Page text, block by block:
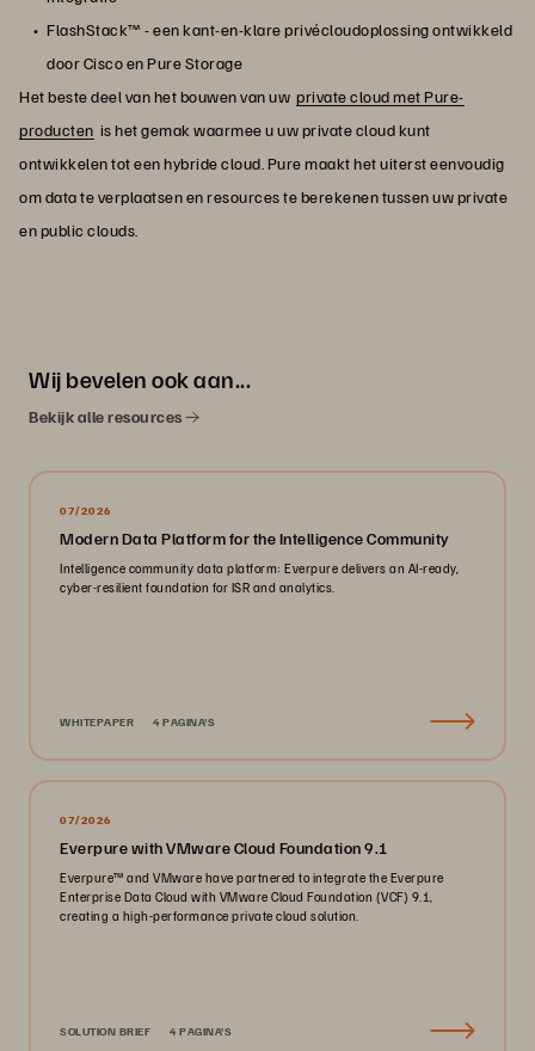
FlashStack™ - een kant-en-klare privécloudoplossing ontwikkeld
door Cisco en Pure Storage
Het beste deel van het bouwen van uw private cloud met Pure-
producten is het gemak waarmee u uw private cloud kunt
ontwikkelen tot een hybride cloud. Pure maakt het uiterst eenvoudig
om data te verplaatsen en resources te berekenen tussen uw private
en public clouds.
Wij bevelen ook aan...
Bekijk alle resources
07/2026
Modern Data Platform for the Intelligence Community
Intelligence community data platform: Everpure delivers an AI-ready,
cyber-resilient foundation for ISR and analytics.
WHITEPAPER 4 PAGINA'S
07/2026
Everpure with VMware Cloud Foundation 9.1
Everpure™ and VMware have partnered to integrate the Everpure
Enterprise Data Cloud with VMware Cloud Foundation (VCF) 9.1,
creating a high-performance private cloud solution.
SOLUTION BRIEF 4 PAGINA'S